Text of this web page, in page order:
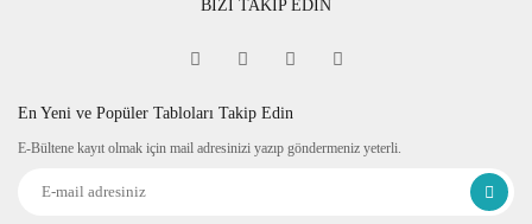
cama sabitlenmiştir. İkinci tabloyu asan kişi
BİZİ TAKİP EDİN
En Yeni ve Popüler Tabloları Takip Edin
E-Bültene kayıt olmak için mail adresinizi yazıp göndermeniz yeterli.